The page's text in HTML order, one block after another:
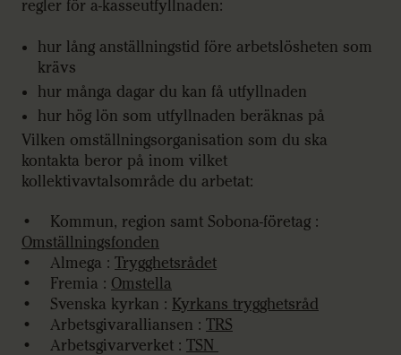
regler för a-kasseutfyllnaden:
hur lång anställningstid före arbetslösheten som
krävs
hur många dagar du kan få utfyllnaden
hur hög lön som utfyllnaden beräknas på
Vilken omställningsorganisation som du ska
kontakta beror på inom vilket
kollektivavtalsområde du arbetat:
• Kommun, region samt Sobona-företag :
Omställningsfonden
• Almega : Trygghetsrådet
• Fremia : Omstella
• Svenska kyrkan : Kyrkans trygghetsråd
• Arbetsgivaralliansen : TRS
• Arbetsgivarverket : TSN